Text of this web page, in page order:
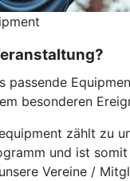
passende
besonderen
zählt zu
und ist somit
Vereine /